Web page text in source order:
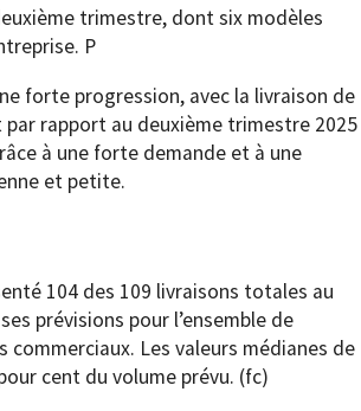
trimestre, dont six modèles
P
forte progression, avec la livraison de
par rapport au deuxième trimestre 2025
à une forte demande et à une
et petite.
104 des 109 livraisons totales au
prévisions pour l’ensemble de
commerciaux. Les valeurs médianes de
cent du volume prévu. (fc)